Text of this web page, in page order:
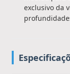
exclusivo da